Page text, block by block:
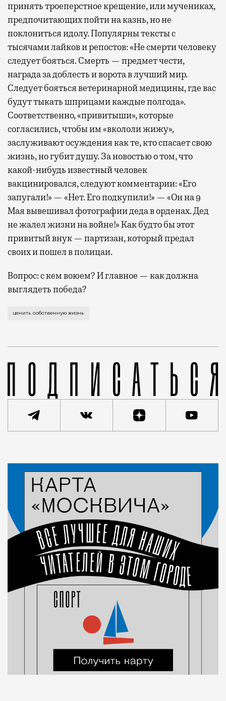
принять троеперстное крещение, или мучениках,
предпочитающих пойти на казнь, но не
поклониться идолу. Популярны тексты с
тысячами лайков и репостов: «Не смерти человеку
следует бояться. Смерть — предмет чести,
награда за доблесть и ворота в лучший мир.
Следует бояться ветеринарной медицины, где вас
будут тыкать шприцами каждые полгода».
Соответственно, «привитыши», которые
согласились, чтобы им «вкололи жижу»,
заслуживают осуждения как те, кто спасает свою
жизнь, но губит душу. За новостью о том, что
какой-нибудь известный человек
вакцинировался, следуют комментарии: «Его
запугали!» — «Нет. Его подкупили!» — «Он на 9
Мая вывешивал фотографии деда в орденах. Дед
не жалел жизни на войне!» Как будто бы этот
привитый внук — партизан, который предал
своих и пошел в полицаи.
Вопрос: с кем воюем? И главное — как должна
выглядеть победа?
Недавно пришлось следить за трагедией,
ценить собственную жизнь
Статья
Люди
Екатерина Шерга